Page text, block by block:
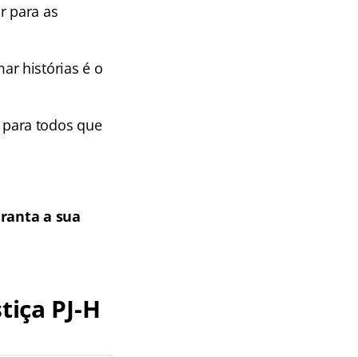
para as
histórias é o
para todos que
a sua
PJ-H